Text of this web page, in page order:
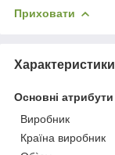
Приховати
Характеристики
Основні атрибути
Виробник
Країна виробник